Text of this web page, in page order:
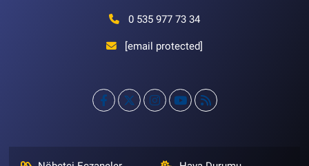
0 535 977 73 34
[email protected]